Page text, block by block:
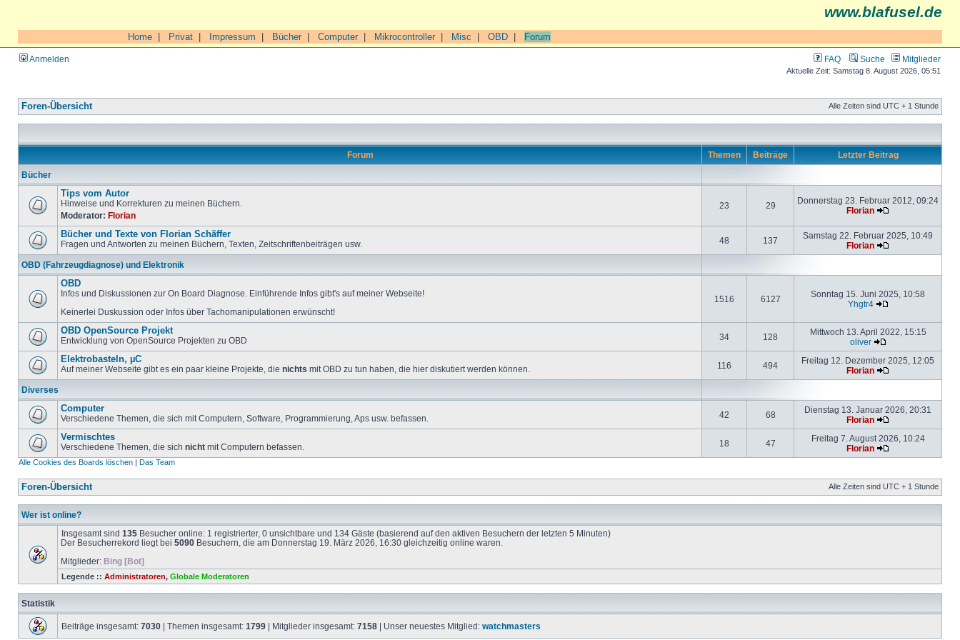
www.blafusel.de
Home Privat Impressum Bücher| Computer| Mikrocontroller| Misc OBD Forum
Anmelden FAQ Suche Mitglieder
Aktuelle Zeit: Samstag 8. August 2026, 05:51
Foren-Übersicht Alle Zeiten sind UTC + 1 Stunde
Forum Themen Beiträge Letzter Beitrag
Bücher
Tips vom Autor
Hinweise und Korrekturen zu meinen Büchern.
Moderator: Florian
23 29
Donnerstag 23. Februar 2012, 09:24
Florian
Bücher und Texte von Florian Schäffer
Fragen und Antworten zu meinen Büchern, Texten, Zeitschriftenbeiträgen usw. 48 137
Samstag 22. Februar 2025, 10:49
Florian
OBD (Fahrzeugdiagnose) und Elektronik
OBD
Infos und Diskussionen zur On Board Diagnose. Einführende Infos gibt's auf meiner Webseite!
Keinerlei Duskussion oder Infos über Tachomanipulationen erwünscht!
1516 6127
Sonntag 15. Juni 2025, 10:58
Yhgtr4
OBD OpenSource Projekt
Entwicklung von OpenSource Projekten zu OBD 34 128
Mittwoch 13. April 2022, 15:15
oliver
Elektrobasteln, µC
Auf meiner Webseite gibt es ein paar kleine Projekte, die nichts mit OBD zu tun haben, die hier diskutiert werden können. 116 494
Freitag 12. Dezember 2025, 12:05
Florian
Diverses
Computer
Verschiedene Themen, die sich mit Computern, Software, Programmierung, Aps usw. befassen. 42 68
Dienstag 13. Januar 2026, 20:31
Florian
Vermischtes
Verschiedene Themen, die sich nicht mit Computern befassen. 18 47
Freitag 7. August 2026, 10:24
Florian
Alle Cookies des Boards löschen | Das Team
Foren-Übersicht Alle Zeiten sind UTC + 1 Stunde
Wer ist online?
Insgesamt sind 135 Besucher online: 1 registrierter, 0 unsichtbare und 134 Gäste (basierend auf den aktiven Besuchern der letzten 5 Minuten)
Der Besucherrekord liegt bei 5090 Besuchern, die am Donnerstag 19. März 2026, 16:30 gleichzeitig online waren.
Mitglieder: Bing [Bot]
Legende :: Administratoren, Globale Moderatoren
Statistik
Beiträge insgesamt: 7030 | Themen insgesamt: 1799 | Mitglieder insgesamt: 7158 | Unser neuestes Mitglied: watchmasters